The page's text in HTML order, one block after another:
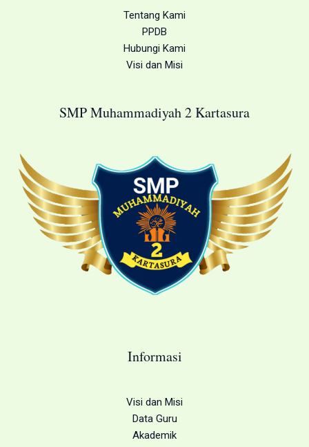
Tentang Kami
PPDB
Hubungi Kami
Visi dan Misi
SMP Muhammadiyah 2 Kartasura
Informasi
Visi dan Misi
Data Guru
Akademik